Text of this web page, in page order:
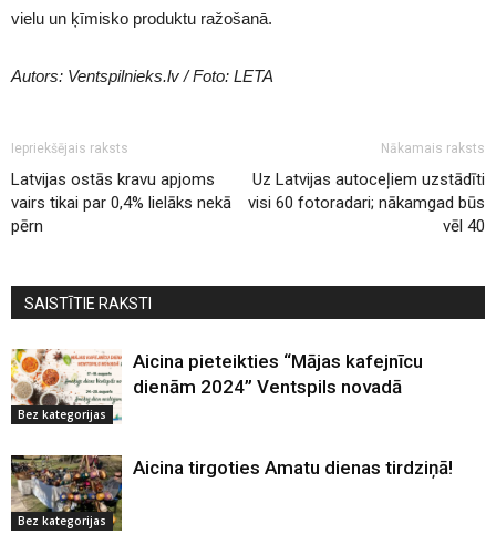
vielu un ķīmisko produktu ražošanā.
Autors: Ventspilnieks.lv / Foto: LETA
Iepriekšējais raksts
Latvijas ostās kravu apjoms
vairs tikai par 0,4% lielāks nekā
pērn
Nākamais raksts
Uz Latvijas autoceļiem uzstādīti
visi 60 fotoradari; nākamgad būs
vēl 40
SAISTĪTIE RAKSTI
Bez kategorijas
Aicina pieteikties “Mājas kafejnīcu
dienām 2024” Ventspils novadā
Bez kategorijas
Aicina tirgoties Amatu dienas tirdziņā!